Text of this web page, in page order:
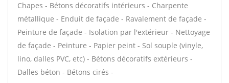
Chapes - Bétons décoratifs intérieurs - Charpente
métallique - Enduit de façade - Ravalement de façade -
Peinture de façade - Isolation par l'extérieur - Nettoyage
de façade - Peinture - Papier peint - Sol souple (vinyle,
lino, dalles PVC, etc) - Bétons décoratifs extérieurs -
Dalles béton - Bétons cirés -